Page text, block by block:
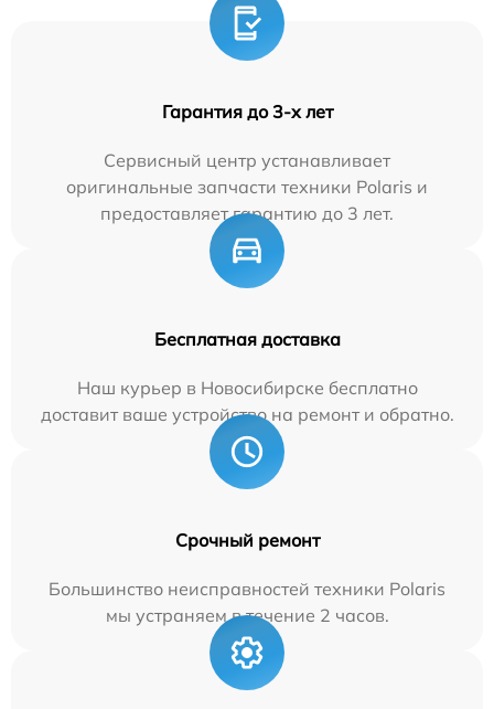
Гарантия до 3-х лет
Сервисный центр устанавливает
оригинальные запчасти техники Polaris и
предоставляет гарантию до 3 лет.
Бесплатная доставка
Наш курьер в Новосибирске бесплатно
доставит ваше устройство на ремонт и обратно.
Срочный ремонт
Большинство неисправностей техники Polaris
мы устраняем в течение 2 часов.